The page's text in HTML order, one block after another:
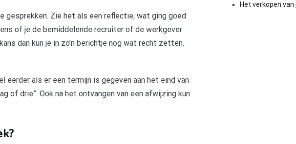
gesprekken. Zie het als een reflectie, wat ging goed
of je de bemiddelende recruiter of de werkgever
dan kun je in zo’n berichtje nog wat recht zetten.
eerder als er een termijn is gegeven aan het eind van
of drie”. Ook na het ontvangen van een afwijzing kun
Het verkopen van